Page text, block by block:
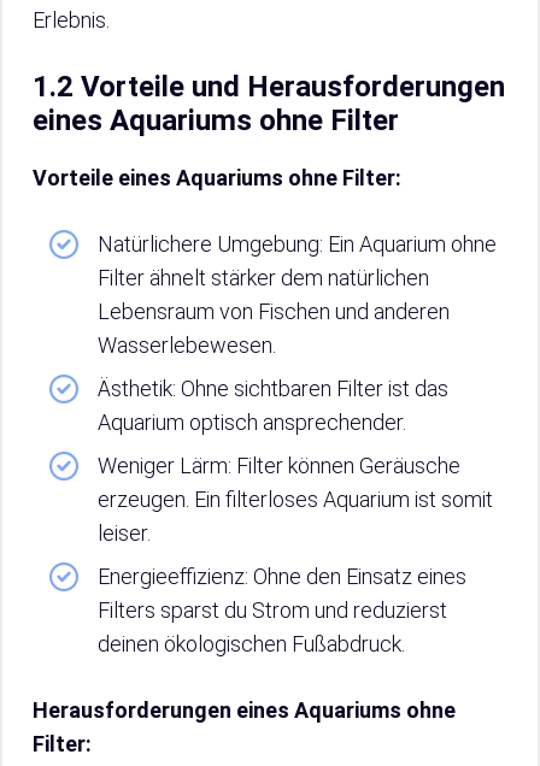
Erlebnis.
1.2 Vorteile und Herausforderungen
eines Aquariums ohne Filter
Vorteile eines Aquariums ohne Filter:
Natürlichere Umgebung: Ein Aquarium ohne
Filter ähnelt stärker dem natürlichen
Lebensraum von Fischen und anderen
Wasserlebewesen.
Ästhetik: Ohne sichtbaren Filter ist das
Aquarium optisch ansprechender.
Weniger Lärm: Filter können Geräusche
erzeugen. Ein filterloses Aquarium ist somit
leiser.
Energieeffizienz: Ohne den Einsatz eines
Filters sparst du Strom und reduzierst
deinen ökologischen Fußabdruck.
Herausforderungen eines Aquariums ohne
Filter: